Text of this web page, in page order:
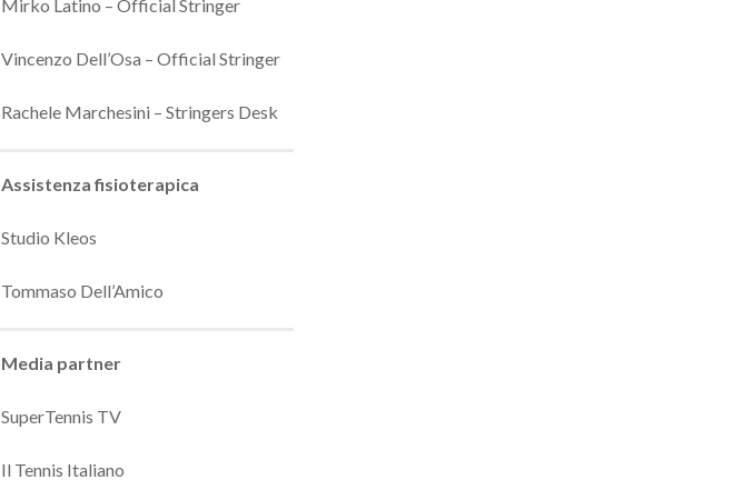
Mirko Latino – Official Stringer
Vincenzo Dell’Osa – Official Stringer
Rachele Marchesini – Stringers Desk
Assistenza fisioterapica
Studio Kleos
Tommaso Dell’Amico
Media partner
SuperTennis TV
Il Tennis Italiano